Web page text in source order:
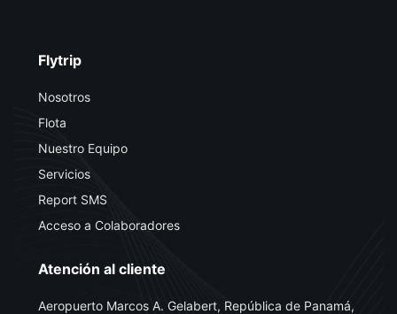
Flytrip
Nosotros
Flota
Nuestro Equipo
Servicios
Report SMS
Acceso a Colaboradores
Atención al cliente
Aeropuerto Marcos A. Gelabert, República de Panamá,